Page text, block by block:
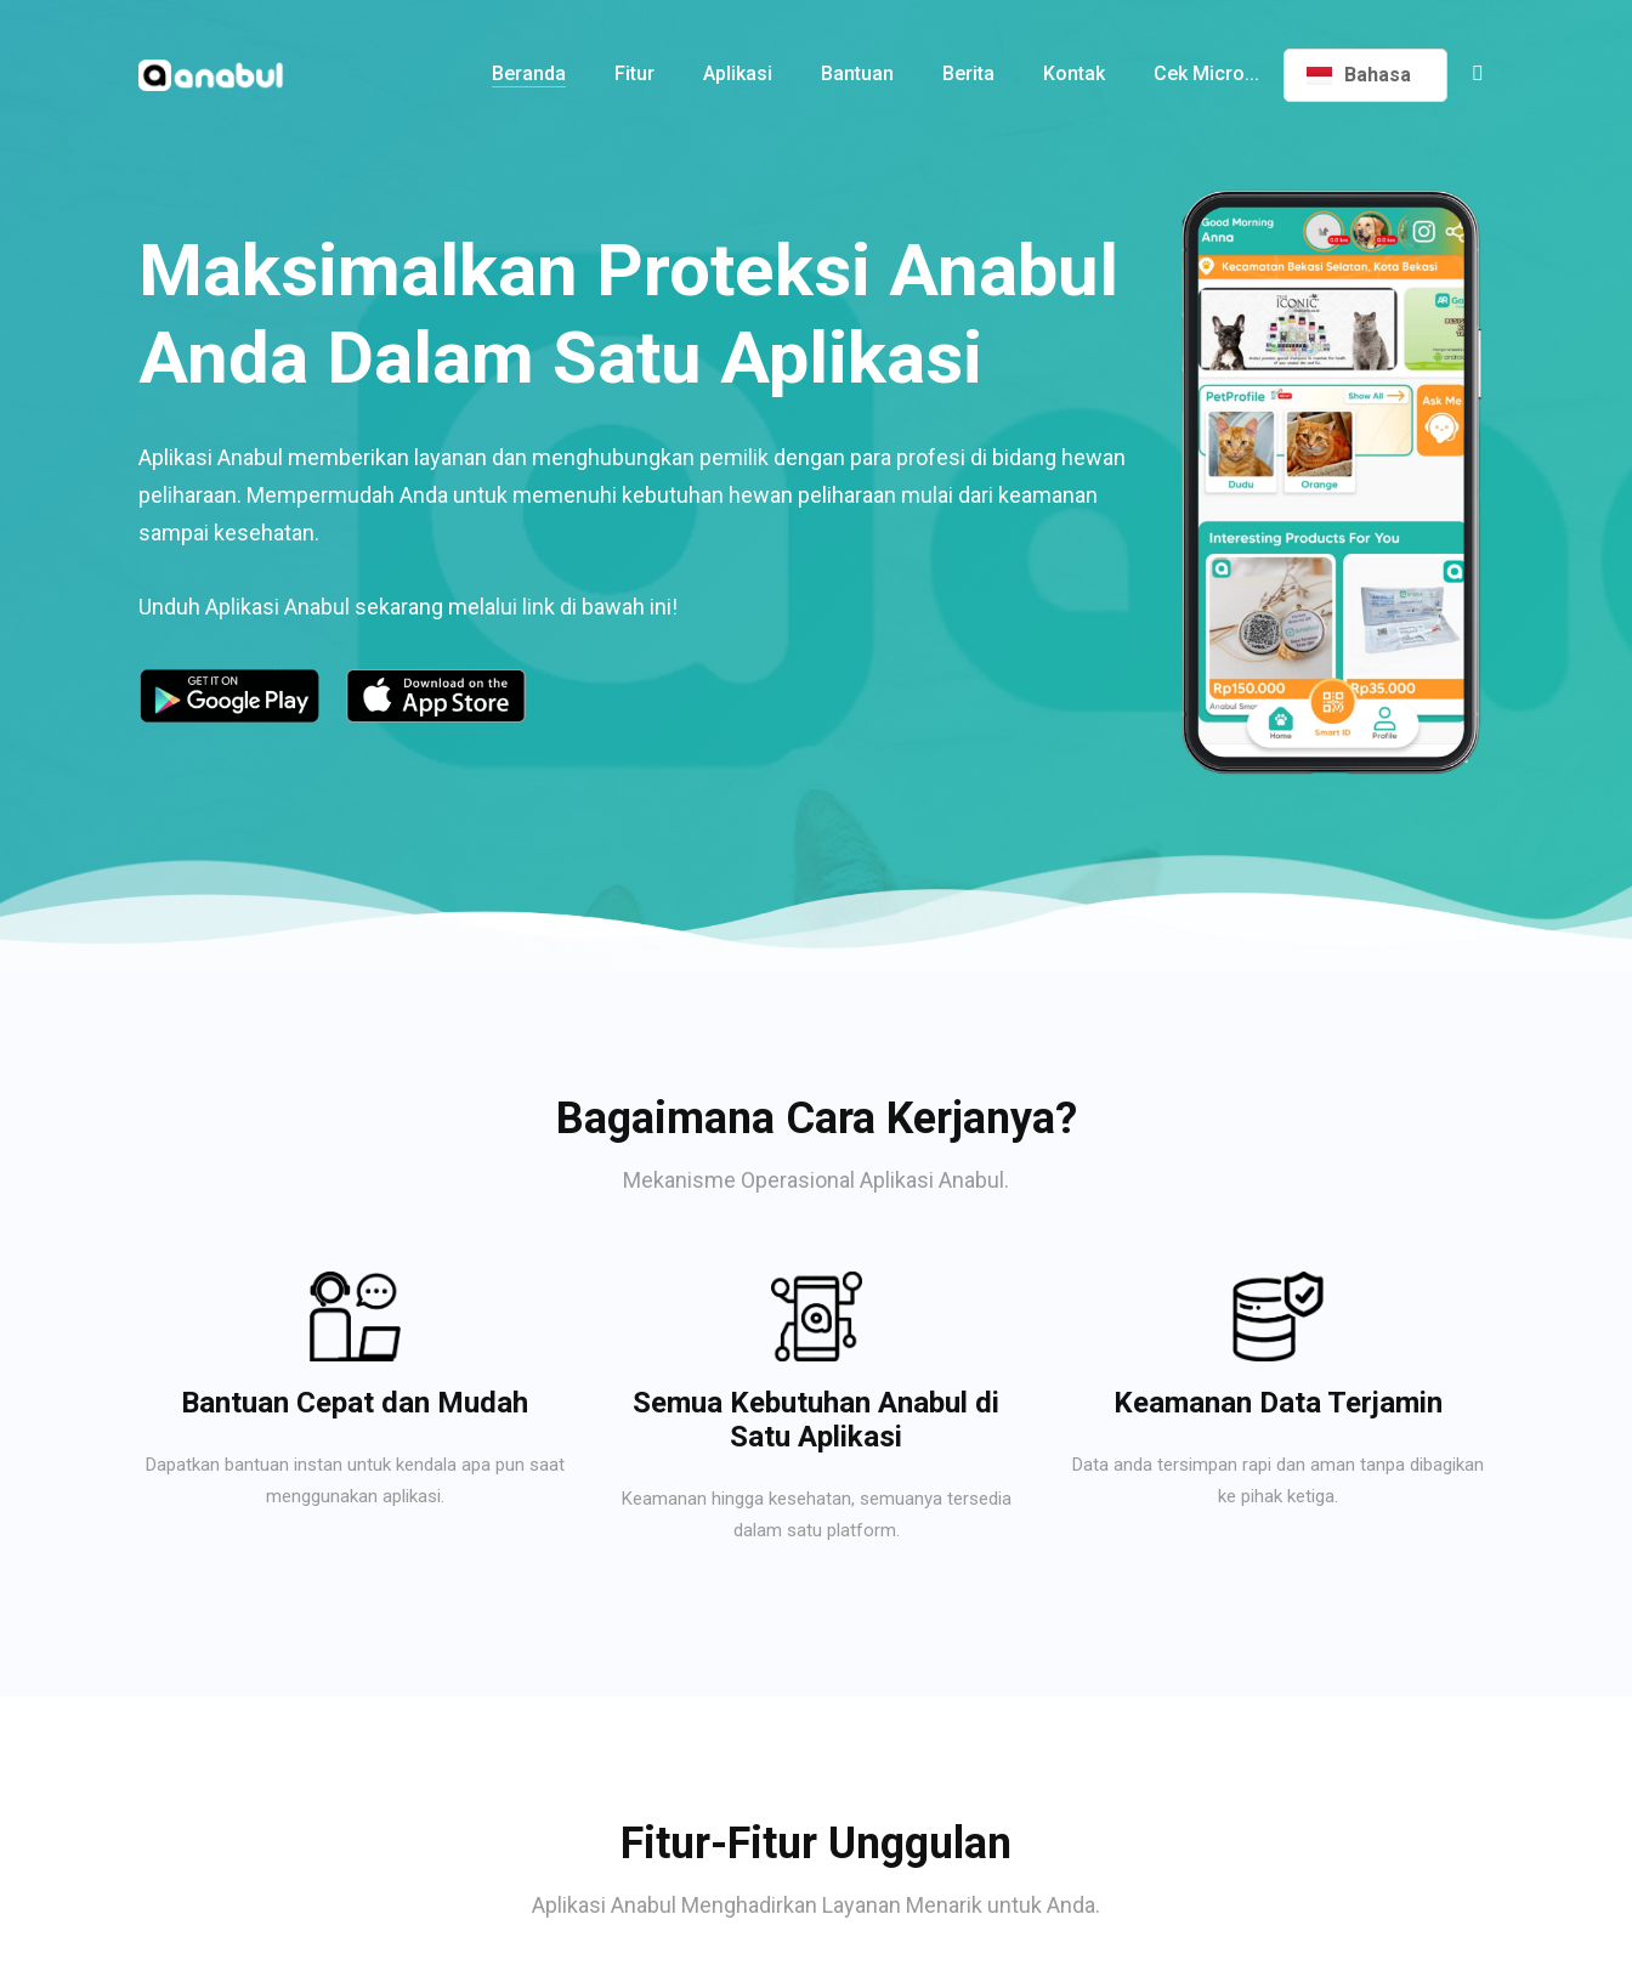
Beranda Fitur Aplikasi Bantuan Berita Kontak Cek Micro... Bahasa
Maksimalkan Proteksi Anabul
Anda Dalam Satu Aplikasi
Aplikasi Anabul memberikan layanan dan menghubungkan pemilik dengan para profesi di bidang hewan
peliharaan. Mempermudah Anda untuk memenuhi kebutuhan hewan peliharaan mulai dari keamanan
sampai kesehatan.
Unduh Aplikasi Anabul sekarang melalui link di bawah ini!
Bagaimana Cara Kerjanya?
Mekanisme Operasional Aplikasi Anabul.
Bantuan Cepat dan Mudah
Dapatkan bantuan instan untuk kendala apa pun saat
menggunakan aplikasi.
Semua Kebutuhan Anabul di
Satu Aplikasi
Keamanan hingga kesehatan, semuanya tersedia
dalam satu platform.
Keamanan Data Terjamin
Data anda tersimpan rapi dan aman tanpa dibagikan
ke pihak ketiga.
Fitur-Fitur Unggulan
Aplikasi Anabul Menghadirkan Layanan Menarik untuk Anda.